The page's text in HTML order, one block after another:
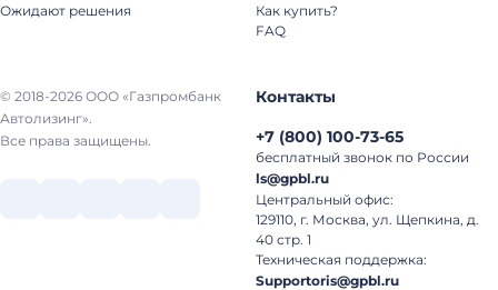
© 2018-2026 ООО «Газпромбанк
Автолизинг».
Все права защищены.
Ожидают решения
Как купить?
FAQ
Контакты
+7 (800) 100-73-65
бесплатный звонок по России
ls@gpbl.ru
Центральный офис:
129110, г. Москва, ул. Щепкина, д.
40 стр. 1
Техническая поддержка:
Supportoris@gpbl.ru